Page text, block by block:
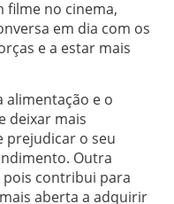
filme no cinema,
em dia com os
e a estar mais
alimentação e o
deixar mais
prejudicar o seu
Outra
contribui para
aberta a adquirir